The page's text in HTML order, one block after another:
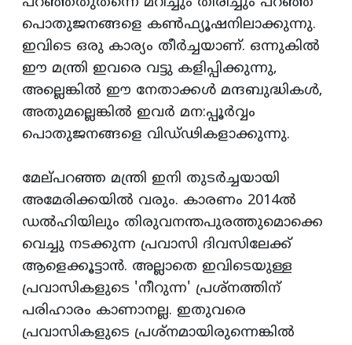
പൊതുജനങ്ങളെ കണ്‍ഫ്യൂഷനിലാക്കുന്നു.
ഇവിടെ ഒരു കാര്യം തീര്‍ച്ചയാണ്‌. ഒന്നുകില്‍
ഈ മന്ത്രി ഇവരെ വട്ടു കളിപ്പിക്കുന്നു,
അല്ലെങ്കില്‍ ഈ നേതാക്കള്‍ മന്ദബുദ്ധികള്‍,
അതുമല്ലെങ്കില്‍ ഇവര്‍ മന:പ്പൂര്‍വ്വം
പൊതുജനങ്ങളെ വിഡ്‌ഢികളാക്കുന്നു.
മേല്‌പറഞ്ഞ മന്ത്രി ഇനി തുടര്‍ച്ചയായി
അമേരിക്കയില്‍ വരും. കാരണം 2014ല്‍
ഡല്‍ഹിയിലും തിരുവനന്തപുരത്തുമൊക്കെ
വെച്ചു നടക്കുന്ന പ്രവാസി ദിവസിലേക്ക്‌
ആളെക്കൂട്ടാന്‍. അല്ലാതെ ഇവിടെയുള്ള
പ്രവാസികളുടെ 'നീറുന്ന' പ്രശ്‌നത്തിന്‌
പരിഹാരം കാണാനല്ല. ഇതുവരെ
പ്രവാസികളുടെ പ്രശ്‌നമായിരുന്നെങ്കില്‍